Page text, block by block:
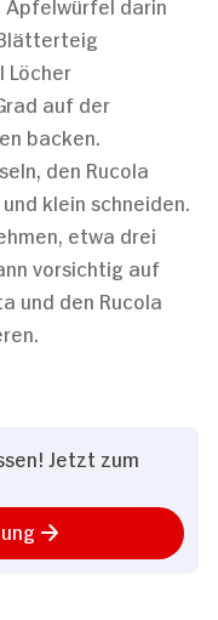
Löcher
auf der
backen.
den Rucola
klein schneiden.
etwa drei
vorsichtig auf
und den Rucola
Jetzt zum